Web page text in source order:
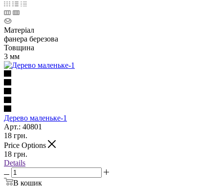
Матеріал
фанера березова
Товщина
3 мм
Дерево маленьке-1
Арт.: 40801
18 грн.
Price Options
18 грн.
Details
В кошик